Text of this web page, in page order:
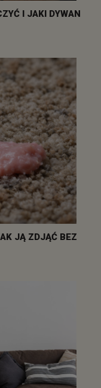
I JAKI DYWAN
JĄ ZDJĄĆ BEZ